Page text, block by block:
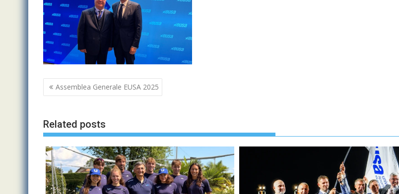
Navigazione
articoli
Assemblea Generale EUSA 2025
Related posts